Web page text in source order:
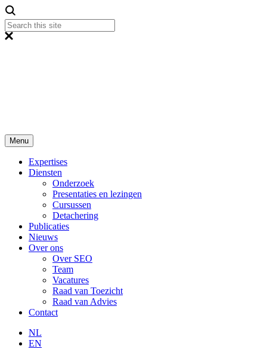
Menu
Expertises
Diensten
Onderzoek
Presentaties en lezingen
Cursussen
Detachering
Publicaties
Nieuws
Over ons
Over SEO
Team
Vacatures
Raad van Toezicht
Raad van Advies
Contact
NL
EN